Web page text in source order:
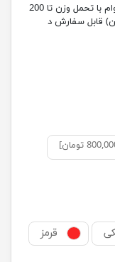
صندلی پایه فلزی الماس، جنس پایه فلزی و با دوام با تحمل وزن تا 200
قابل سفارش د
قرمز